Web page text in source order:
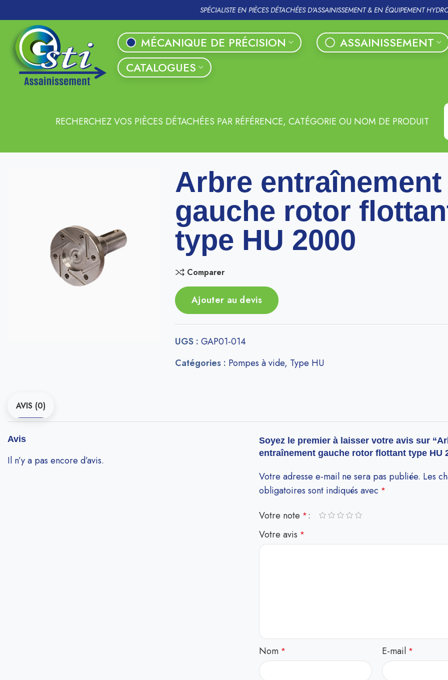
SPÉCIALISTE EN PIÈCES DÉTACHÉES D'ASSAINISSEMENT & EN ÉQUIPEMENT
MÉCANIQUE DE PRÉCISION
ASSAINISSEMENT
CATALOGUES
RECHERCHEZ VOS PIÈCES DÉTACHÉES PAR RÉFÉRENCE, CATÉGORIE OU NOM DE PRODUIT
Arbre entraînement
gauche rotor
type HU 2000
Comparer
Ajouter au devis
UGS :GAP01-014
Catégories : Pompes à vide, Type HU
AVIS (0)
Avis
Il n’y a pas encore d’avis.
Soyez le premier à laisser votre avis sur
entraînement gauche rotor flottant type HU
Votre adresse e-mail ne sera pas publiée. Les
obligatoires sont indiqués avec *
Votre note *
Votre avis *
Nom * E-mail *